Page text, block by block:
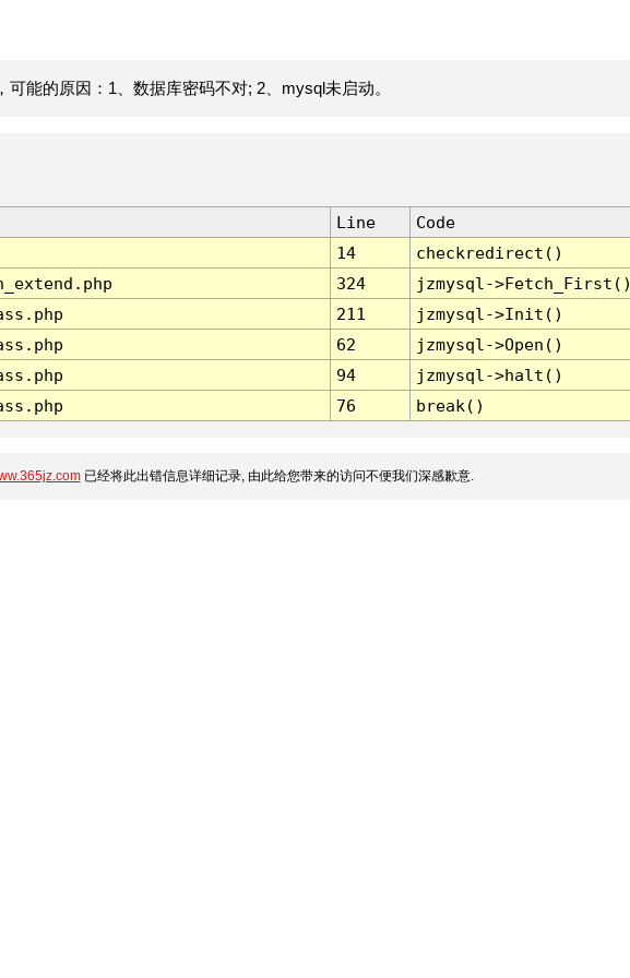
能的原因：1、数据库密码不对; 2、mysql未启动。
Line
Code
14
checkredirect()
324
jzmysql-
211
jzmysql->Init()
62
jzmysql->Open()
94
jzmysql->halt()
76 break()
已经将此出错信息详细记录, 由此给您带来的访问不便我们深感歉意.